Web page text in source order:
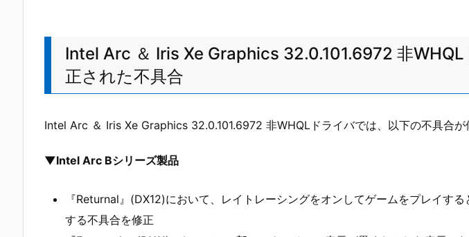
Intel Arc ＆ Iris Xe Graphics 32.0.101.6972 非
正された不具合
Intel Arc ＆ Iris Xe Graphics 32.0.101.6972 非WHQLドライバでは、以下の不具合が
▼Intel Arc Bシリーズ製品
『Returnal』(DX12)において、レイトレーシングをオンしてゲームをプレイする
する不具合を修正